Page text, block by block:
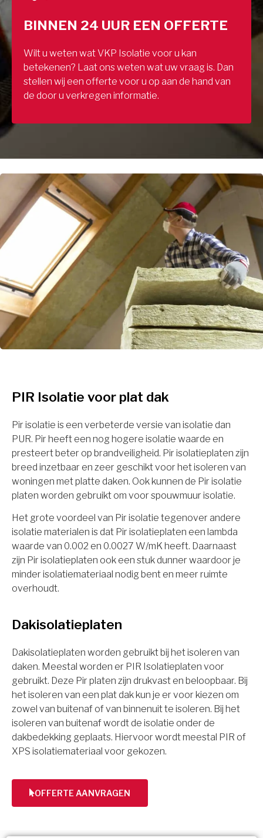
BINNEN 24 UUR EEN OFFERTE
Wilt u weten wat VKP Isolatie voor u kan
betekenen? Laat ons weten wat uw vraag is. Dan
stellen wij een offerte voor u op aan de hand van
de door u verkregen informatie.
PIR Isolatie voor plat dak
Pir isolatie is een verbeterde versie van isolatie dan
PUR. Pir heeft een nog hogere isolatie waarde en
presteert beter op brandveiligheid. Pir isolatieplaten zijn
breed inzetbaar en zeer geschikt voor het isoleren van
woningen met platte daken. Ook kunnen de Pir isolatie
platen worden gebruikt om voor spouwmuur isolatie.
Het grote voordeel van Pir isolatie tegenover andere
isolatie materialen is dat Pir isolatieplaten een lambda
waarde van 0.002 en 0.0027 W/mK heeft. Daarnaast
zijn Pir isolatieplaten ook een stuk dunner waardoor je
minder isolatiemateriaal nodig bent en meer ruimte
overhoudt.
Dakisolatieplaten
Dakisolatieplaten worden gebruikt bij het isoleren van
daken. Meestal worden er PIR Isolatieplaten voor
gebruikt. Deze Pir platen zijn drukvast en beloopbaar. Bij
het isoleren van een plat dak kun je er voor kiezen om
zowel van buitenaf of van binnenuit te isoleren. Bij het
isoleren van buitenaf wordt de isolatie onder de
dakbedekking geplaats. Hiervoor wordt meestal PIR of
XPS isolatiemateriaal voor gekozen.
OFFERTE AANVRAGEN